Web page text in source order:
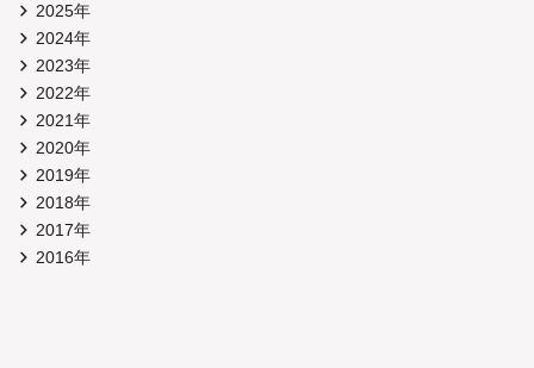
2025年
2024年
2023年
2022年
2021年
2020年
2019年
2018年
2017年
2016年